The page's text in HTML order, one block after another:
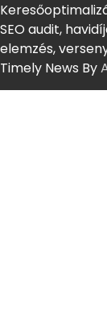
SEO audit,
elemzés,
Timely News By